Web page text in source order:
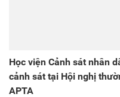
Học viện Cảnh sát nhân
cảnh sát tại Hội nghị
APTA